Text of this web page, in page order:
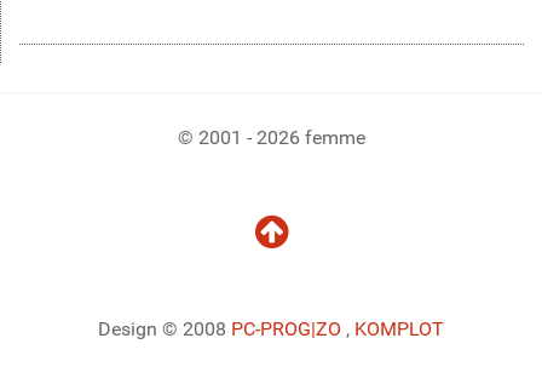
© 2001 - 2026 femme
Design © 2008 PC-PROG|ZO , KOMPLOT